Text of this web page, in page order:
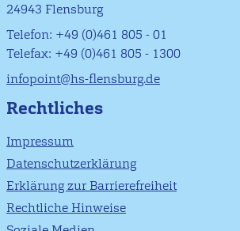
24943 Flensburg
Telefon: +49 (0)461 805 - 01
Telefax: +49 (0)461 805 - 1300
infopoint@hs-flensburg.de
Rechtliches
Impressum
Datenschutzerklärung
Erklärung zur Barrierefreiheit
Rechtliche Hinweise